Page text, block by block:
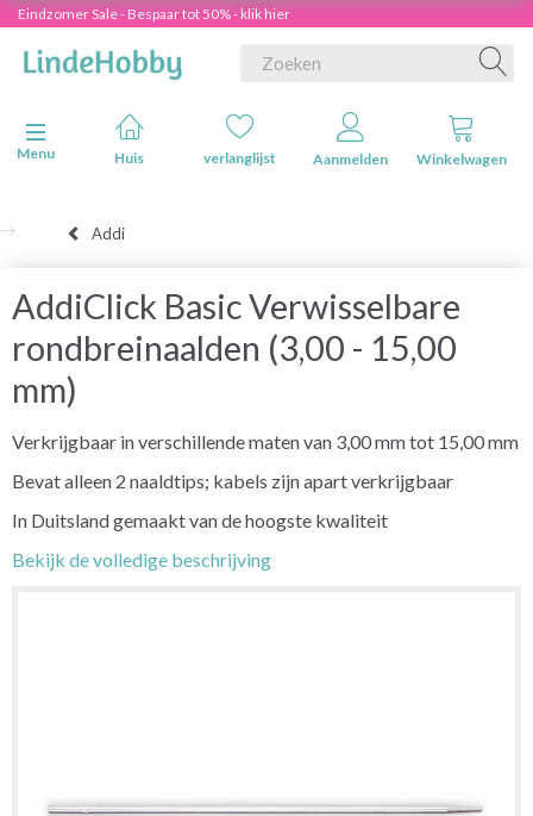
Eindzomer Sale - Bespaar tot 50% - klik hier
Navigatie in-/uitschakelen
Menu
Huis verlanglijst Aanmelden Winkelwagen
Addi
AddiClick Basic Verwisselbare
rondbreinaalden (3,00 - 15,00
mm)
Verkrijgbaar in verschillende maten van 3,00 mm tot 15,00 mm
Bevat alleen 2 naaldtips; kabels zijn apart verkrijgbaar
In Duitsland gemaakt van de hoogste kwaliteit
Bekijk de volledige beschrijving